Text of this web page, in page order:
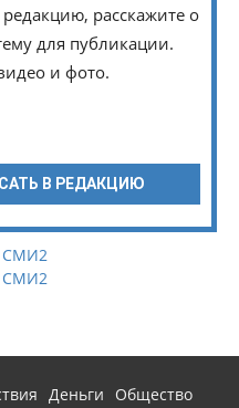
расскажите о
для публикации.
и фото.
В РЕДАКЦИЮ
СМИ2
СМИ2
Деньги
Общество